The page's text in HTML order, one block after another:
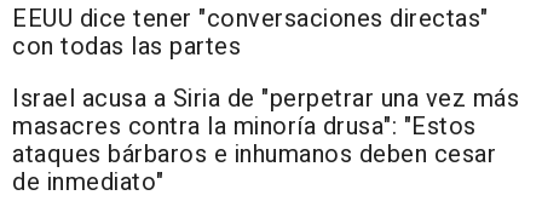
EEUU dice tener "conversaciones directas"
con todas las partes
Israel acusa a Siria de "perpetrar una vez más
masacres contra la minoría drusa": "Estos
ataques bárbaros e inhumanos deben cesar
de inmediato"